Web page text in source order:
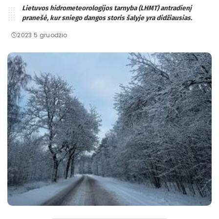
Lietuvos hidrometeorologijos tarnyba (LHMT) antradienį
pranešė, kur sniego dangos storis šalyje yra didžiausias.
2023 5 gruodžio